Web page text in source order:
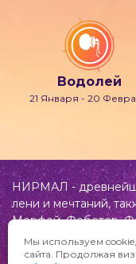
Водолей
21 Января - 20
НИРМАЛ -
лени и мечтаний,
Морфей, Фобетор,
др.Мы используем
сайта. Продолжая